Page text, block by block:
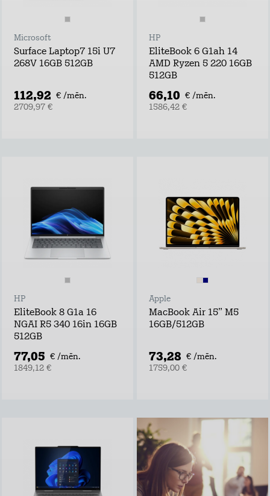
Microsoft
Surface Laptop7 15i U7
268V 16GB 512GB
112,92 € /mēn.
2709,97 €
HP
EliteBook 6 G1ah 14
AMD Ryzen 5 220 16GB
512GB
66,10 € /mēn.
1586,42 €
HP
EliteBook 8 G1a 16
NGAI R5 340 16in 16GB
512GB
77,05 € /mēn.
1849,12 €
Apple
MacBook Air 15” M5
16GB/512GB
73,28 € /mēn.
1759,00 €
Viens rūteris un
internets visiem
Lieto rūteri visur,
kur rozete!